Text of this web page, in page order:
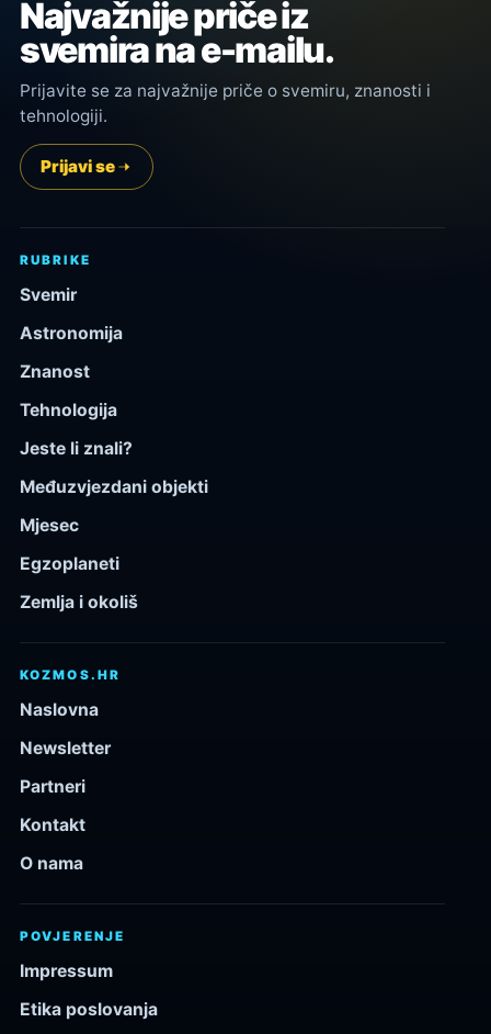
Najvažnije priče iz
svemira na e-mailu.
Prijavite se za najvažnije priče o svemiru, znanosti i
tehnologiji.
Prijavi se
RUBRIKE
Svemir
Astronomija
Znanost
Tehnologija
Jeste li znali?
Međuzvjezdani objekti
Mjesec
Egzoplaneti
Zemlja i okoliš
KOZMOS.HR
Naslovna
Newsletter
Partneri
Kontakt
O nama
POVJERENJE
Impressum
Etika poslovanja